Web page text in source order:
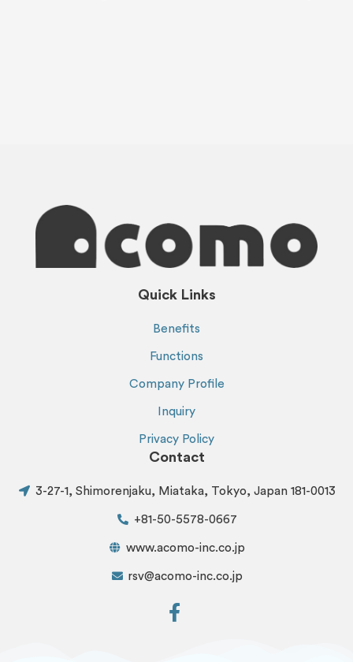
Quick Links
Benefits
Functions
Company Profile
Inquiry
Privacy Policy
Contact
3-27-1, Shimorenjaku, Miataka, Tokyo, Japan 181-0013
+81-50-5578-0667
www.acomo-inc.co.jp
rsv@acomo-inc.co.jp